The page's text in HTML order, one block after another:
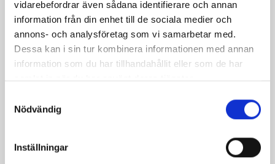
vidarebefordrar även sådana identifierare och annan
information från din enhet till de sociala medier och
annons- och analysföretag som vi samarbetar med.
Dessa kan i sin tur kombinera informationen med annan
information som du har tillhandahållit eller som de har
samlat in när du har använt deras tjänster.
Nödvändig
Inställningar
Päronfil 2,7%
1000g
Skogsbärsfil 2,7%
1000g